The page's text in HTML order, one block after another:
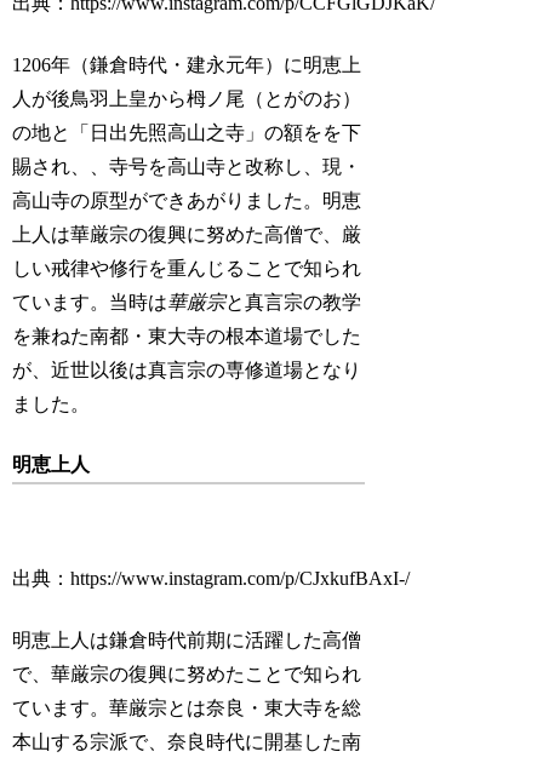
1206年（鎌倉時代・建永元年）に明恵上
人が後鳥羽上皇から栂ノ尾（とがのお）
の地と「日出先照高山之寺」の額をを下
賜され、、寺号を高山寺と改称し、現・
高山寺の原型ができあがりました。明恵
上人は華厳宗の復興に努めた高僧で、厳
しい戒律や修行を重んじることで知られ
ています。当時は華厳宗と真言宗の教学
を兼ねた南都・東大寺の根本道場でした
が、近世以後は真言宗の専修道場となり
ました。
明恵上人
出典：https://www.instagram.com/p/CJxkufBAxI-/
明恵上人は鎌倉時代前期に活躍した高僧
で、華厳宗の復興に努めたことで知られ
ています。華厳宗とは奈良・東大寺を総
本山する宗派で、奈良時代に開基した南